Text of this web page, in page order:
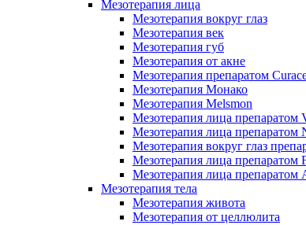
Мезотерапия лица
Мезотерапия вокруг глаз
Мезотерапия век
Мезотерапия губ
Мезотерапия от акне
Мезотерапия препаратом
Мезотерапия Монако
Мезотерапия Melsmon
Мезотерапия лица препаратом
Мезотерапия лица препаратом
Мезотерапия вокруг глаз
Мезотерапия лица препаратом
Мезотерапия лица препаратом
Мезотерапия тела
Мезотерапия живота
Мезотерапия от целлюлита